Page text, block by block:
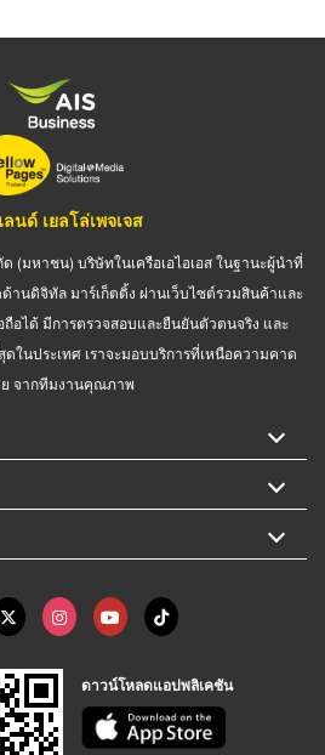
นด์ เยลโล่เพจเจส
(มหาชน) บริษัทในเครือเอไอเอส ในฐานะผู้นำที่
นดิจิทัล มาร์เก็ตติ้ง ผ่านเว็บไซต์รวมสินค้าและ
ถือได้ มีการตรวจสอบและยืนยันตัวตนจริง และ
ในประเทศ เราจะมอบบริการที่เหนือความคาด
จากทีมงานคุณภาพ
ดาวน์โหลดแอปพลิเคชัน